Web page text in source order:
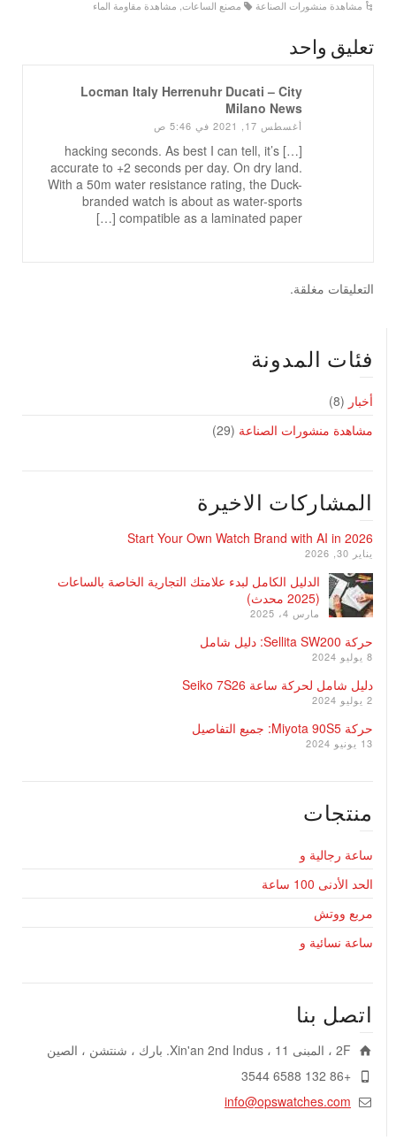
مشاهدة منشورات الصناعة مصنع الساعات مشاهدة مقاومة الماء
تعليق واحد
Locman Italy Herrenuhr Ducati – City
Milano News
أغسطس 17, 2021 في 5:46 ص
[…] hacking seconds. As best I can tell, it’s
accurate to +2 seconds per day. On dry land.
With a 50m water resistance rating, the Duck-
branded watch is about as water-sports
compatible as a laminated paper […]
التعليقات مغلقة.
فئات المدونة
أخبار (8)
مشاهدة منشورات الصناعة (29)
المشاركات الاخيرة
Start Your Own Watch Brand with AI in 2026
يناير 30, 2026
الدليل الكامل لبدء علامتك التجارية الخاصة بالساعات
(2025 محدث)
مارس 4، 2025
حركة Sellita SW200: دليل شامل
8 يوليو 2024
دليل شامل لحركة ساعة Seiko 7S26
2 يوليو 2024
حركة Miyota 90S5: جميع التفاصيل
13 يونيو 2024
منتجات
ساعة رجالية و
الحد الأدنى 100 ساعة
مربع ووتش
ساعة نسائية و
اتصل بنا
2F ، المبنى 11 ، Xin'an 2nd Indus. بارك ، شنتشن ، الصين
+86 132 6588 3544
info@opswatches.com